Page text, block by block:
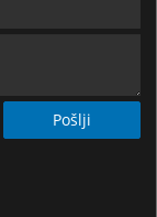
Pošlji